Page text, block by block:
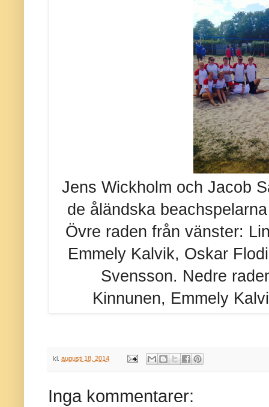
Jens Wickholm och Jacob
de åländska
Övre raden från vänster:
Emmely Kalvik, Oskar
Svensson. Nedre
Kinnunen, Emmely
kl. augusti 18, 2014
Inga kommentarer: